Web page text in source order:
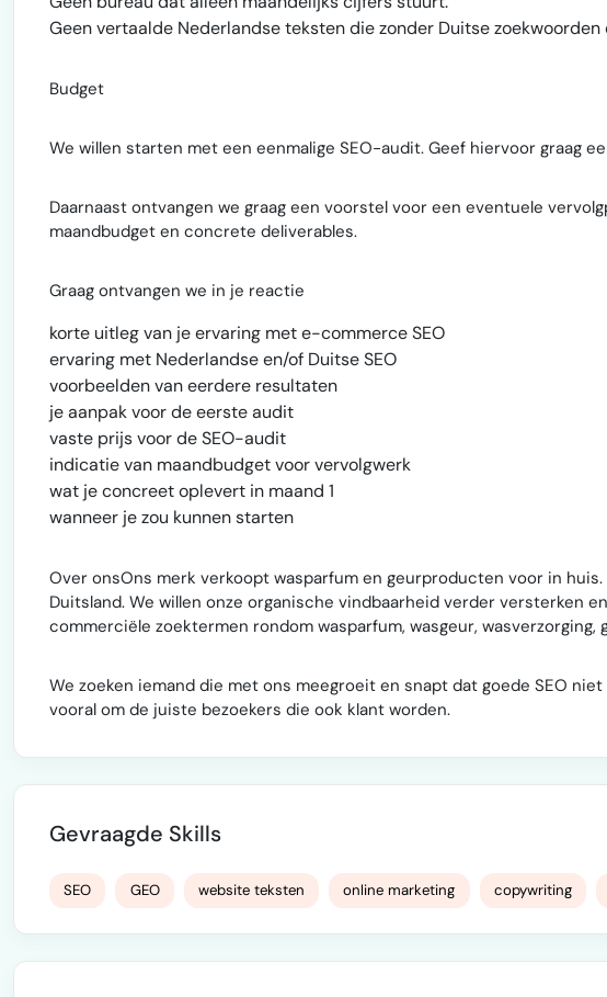
Geen vertaalde Nederlandse teksten die zonder Duitse zoekwoorden
Budget
We willen starten met een eenmalige SEO-audit. Geef hiervoor graag
Daarnaast ontvangen we graag een voorstel voor een eventuele
maandbudget en concrete deliverables.
Graag ontvangen we in je reactie
korte uitleg van je ervaring met e-commerce SEO
ervaring met Nederlandse en/of Duitse SEO
voorbeelden van eerdere resultaten
je aanpak voor de eerste audit
vaste prijs voor de SEO-audit
indicatie van maandbudget voor vervolgwerk
wat je concreet oplevert in maand 1
wanneer je zou kunnen starten
Over onsOns merk verkoopt wasparfum en geurproducten voor in
Duitsland. We willen onze organische vindbaarheid verder versterken
commerciële zoektermen rondom wasparfum, wasgeur,
We zoeken iemand die met ons meegroeit en snapt dat goede SEO
vooral om de juiste bezoekers die ook klant worden.
Gevraagde Skills
SEO GEO website teksten online marketing copywriting